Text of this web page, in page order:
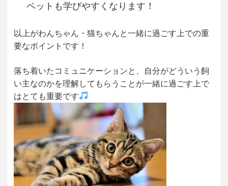
ペットも学びやすくなります！
以上がわんちゃん・猫ちゃんと一緒に過ごす上での重
要なポイントです！
落ち着いたコミュニケーションと、自分がどういう飼
い主なのかを理解してもらうことが一緒に過ごす上で
はとても重要です